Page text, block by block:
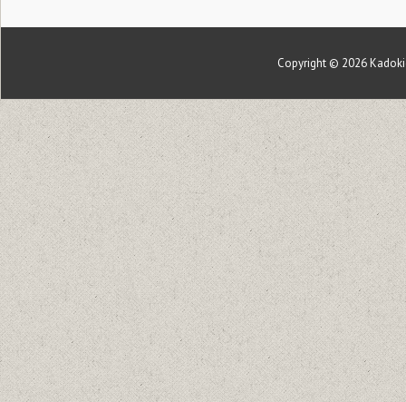
Copyright © 2026